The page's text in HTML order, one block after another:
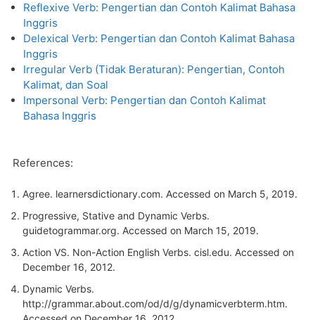
Reflexive Verb: Pengertian dan Contoh Kalimat Bahasa
Inggris
Delexical Verb: Pengertian dan Contoh Kalimat Bahasa
Inggris
Irregular Verb (Tidak Beraturan): Pengertian, Contoh
Kalimat, dan Soal
Impersonal Verb: Pengertian dan Contoh Kalimat
Bahasa Inggris
References:
Agree. learnersdictionary.com. Accessed on March 5, 2019.
Progressive, Stative and Dynamic Verbs.
guidetogrammar.org. Accessed on March 15, 2019.
Action VS. Non-Action English Verbs. cisl.edu. Accessed on
December 16, 2012.
Dynamic Verbs.
http://grammar.about.com/od/d/g/dynamicverbterm.htm.